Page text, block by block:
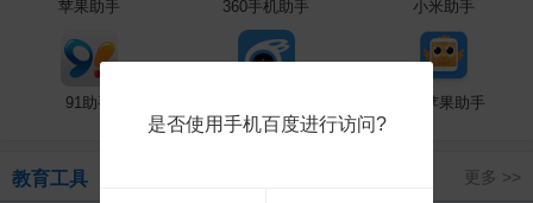
苹果助手 360手机助手 小米助手
91助手 XY苹果助手
教育工具 更多 >>
是否使用手机百度进行访问?